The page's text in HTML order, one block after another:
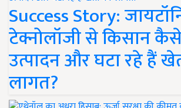
Success Story:
टेक्नोलॉजी से किसान
उत्पादन और घटा रहे हैं
लागत?